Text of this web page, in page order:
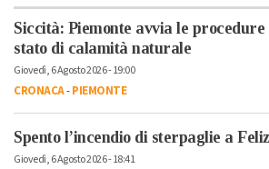
Siccità: Piemonte avvia le
stato di calamità naturale
Giovedì, 6 Agosto 2026 - 19:00
CRONACA-PIEMONTE
Spento l’incendio di sterpaglie a
Giovedì, 6 Agosto 2026 - 18:41